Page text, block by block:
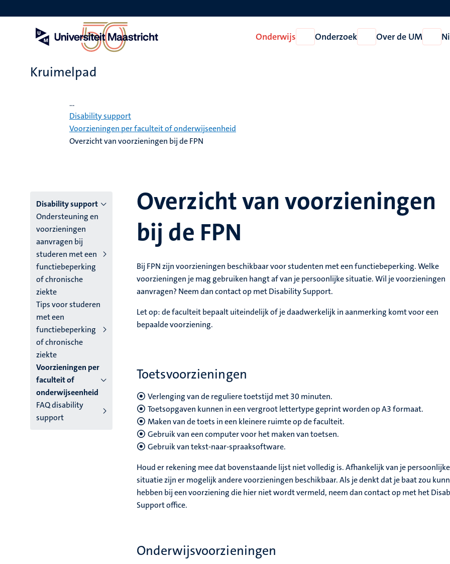
en
Onderwijs
Open
Onderwijs
Onderzoek
Open
Onderzoek
Over de UM
Open
Over
Kruimelpad
...
Disability support
Voorzieningen per faculteit of onderwijseenheid
Overzicht van voorzieningen bij de FPN
Hoofmenu
niveau
4
Nederlands
(NL)
Disability support
Ondersteuning en
voorzieningen
aanvragen bij
studeren met een
functiebeperking
of chronische
ziekte
Tips voor studeren
met een
functiebeperking
of chronische
ziekte
Voorzieningen per
faculteit of
onderwijseenheid
FAQ disability
support
Overzicht van voorzieningen
bij de FPN
Bij FPN zijn voorzieningen beschikbaar voor studenten met een functiebeperking. Welke
voorzieningen je mag gebruiken hangt af van je persoonlijke situatie. Wil je voorzieningen
aanvragen? Neem dan contact op met Disability Support.
Let op: de faculteit bepaalt uiteindelijk of je daadwerkelijk in aanmerking komt voor een
bepaalde voorziening.
Toetsvoorzieningen
Verlenging van de reguliere toetstijd met 30 minuten.
Toetsopgaven kunnen in een vergroot lettertype geprint worden op A3 formaat.
Maken van de toets in een kleinere ruimte op de faculteit.
Gebruik van een computer voor het maken van toetsen.
Gebruik van tekst-naar-spraaksoftware.
Houd er rekening mee dat bovenstaande lijst niet volledig is. Afhankelijk van je persoonlijke
situatie zijn er mogelijk andere voorzieningen beschikbaar. Als je denkt dat je baat zou
hebben bij een voorziening die hier niet wordt vermeld, neem dan contact op met het
Support office.
Onderwijsvoorzieningen